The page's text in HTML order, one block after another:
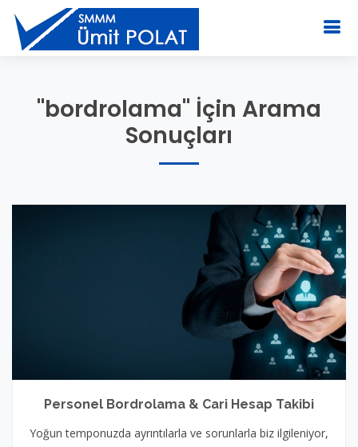
"bordrolama" İçin Arama
Sonuçları
Personel Bordrolama & Cari Hesap Takibi
Yoğun temponuzda ayrıntılarla ve sorunlarla biz ilgileniyor,